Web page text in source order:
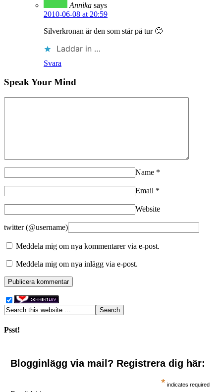
Annika says
2010-06-08 at 20:59
Silverkronan är den som står på tur 🙂
Laddar in …
Svara
Speak Your Mind
Name *
Email *
Website
twitter (@username)
Meddela mig om nya kommentarer via e-post.
Meddela mig om nya inlägg via e-post.
Psst!
Blogginlägg via mail? Registrera dig här:
* indicates required